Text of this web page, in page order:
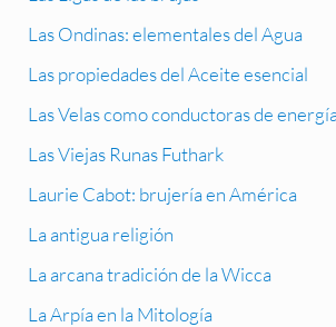
Las Ondinas: elementales del Agua
Las propiedades del Aceite esencial
Las Velas como conductoras de
Las Viejas Runas Futhark
Laurie Cabot: brujería en América
La antigua religión
La arcana tradición de la Wicca
La Arpía en la Mitología